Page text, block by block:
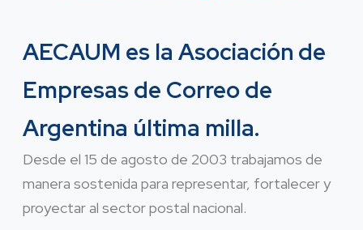
AECAUM es la Asociación de
Empresas de Correo de
Argentina última milla.
Desde el 15 de agosto de 2003 trabajamos de
manera sostenida para representar, fortalecer y
proyectar al sector postal nacional.